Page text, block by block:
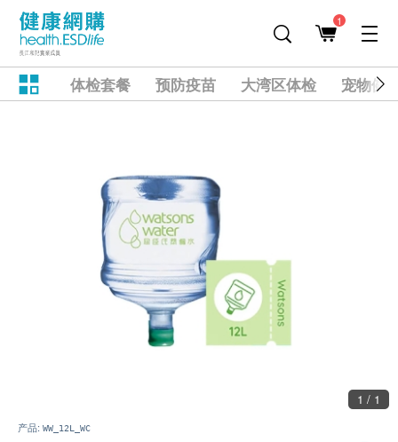
1
体检套餐 预防疫苗 大湾区体检 宠物健
1 / 1
产品: WW_12L_WC